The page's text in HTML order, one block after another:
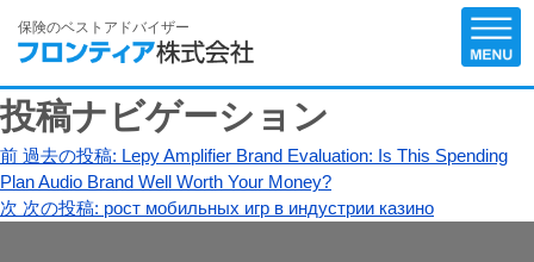
保険のベストアドバイザー
投稿ナビゲーション
前 過去の投稿: Lepy Amplifier Brand Evaluation: Is This Spending
Plan Audio Brand Well Worth Your Money?
次 次の投稿: рост мобильных игр в индустрии казино